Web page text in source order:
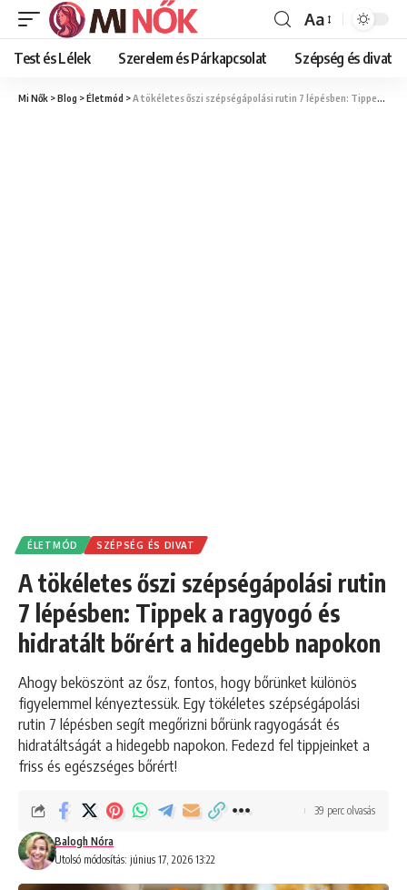
Font
Resizer
Aa
Test és Lélek Szerelem és Párkapcsolat Szépség és divat
Mi Nők >Blog >Életmód >A tökéletes őszi szépségápolási rutin 7 lépésben: Tippek a ragyogó és hidratált bőrért a hidegebb napokon
ÉLETMÓD SZÉPSÉG ÉS DIVAT
A tökéletes őszi szépségápolási rutin
7 lépésben: Tippek a ragyogó és
hidratált bőrért a hidegebb napokon
Ahogy beköszönt az ősz, fontos, hogy bőrünket különös
figyelemmel kényeztessük. Egy tökéletes szépségápolási
rutin 7 lépésben segít megőrizni bőrünk ragyogását és
hidratáltságát a hidegebb napokon. Fedezd fel tippjeinket a
friss és egészséges bőrért!
Utolsó módosítás: június 17, 2026 13:22
Balogh Nóra
39 perc olvasás